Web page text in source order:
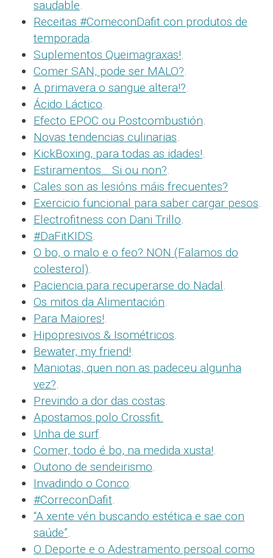
saudable.
Receitas #ComeconDafit con produtos de
temporada.
Suplementos Queimagraxas!.
Comer SAN, pode ser MALO?.
A primavera o sangue altera!?.
Ácido Láctico.
Efecto EPOC ou Postcombustión.
Novas tendencias culinarias.
KickBoxing, para todas as idades!.
Estiramentos… Si ou non?.
Cales son as lesións máis frecuentes?
Exercicio funcional para saber cargar pesos.
Electrofitness con Dani Trillo.
#DaFitKIDS.
O bo, o malo e o feo? NON (Falamos do
colesterol).
Paciencia para recuperarse do Nadal.
Os mitos da Alimentación.
Para Maiores!.
Hipopresivos & Isométricos.
Bewater, my friend!.
Maniotas, quen non as padeceu algunha
vez?.
Previndo a dor das costas.
Apostamos polo Crossfit.
Unha de surf.
Comer, todo é bo, na medida xusta!.
Outono de sendeirismo.
Invadindo o Conco.
#CorreconDafit.
“A xente vén buscando estética e sae con
saúde”.
O Deporte e o Adestramento persoal como